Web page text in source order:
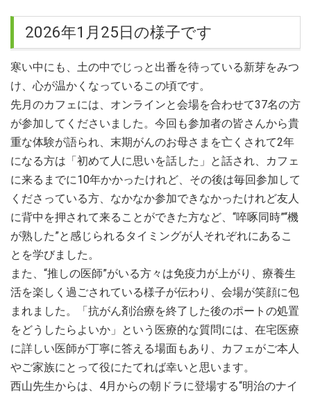
2026年1月25日の様子です
寒い中にも、土の中でじっと出番を待っている新芽をみつ
け、心が温かくなっているこの頃です。
先月のカフェには、オンラインと会場を合わせて37名の方
が参加してくださいました。今回も参加者の皆さんから貴
重な体験が語られ、末期がんのお母さまを亡くされて2年
になる方は「初めて人に思いを話した」と話され、カフェ
に来るまでに10年かかったけれど、その後は毎回参加して
くださっている方、なかなか参加できなかったけれど友人
に背中を押されて来ることができた方など、“啐啄同時”“機
が熟した”と感じられるタイミングが人それぞれにあるこ
とを学びました。
また、“推しの医師”がいる方々は免疫力が上がり、療養生
活を楽しく過ごされている様子が伝わり、会場が笑顔に包
まれました。「抗がん剤治療を終了した後のポートの処置
をどうしたらよいか」という医療的な質問には、在宅医療
に詳しい医師が丁寧に答える場面もあり、カフェがご本人
やご家族にとって役にたてれば幸いと思います。
西山先生からは、4月からの朝ドラに登場する“明治のナイ